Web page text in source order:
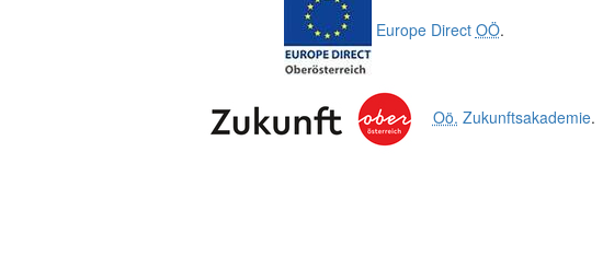
Europe Direct OÖ.
Oö. Zukunftsakademie.